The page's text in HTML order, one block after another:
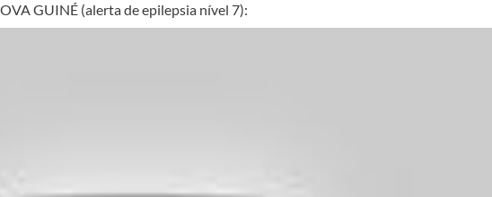
GUINÉ (alerta de epilepsia nível 7):